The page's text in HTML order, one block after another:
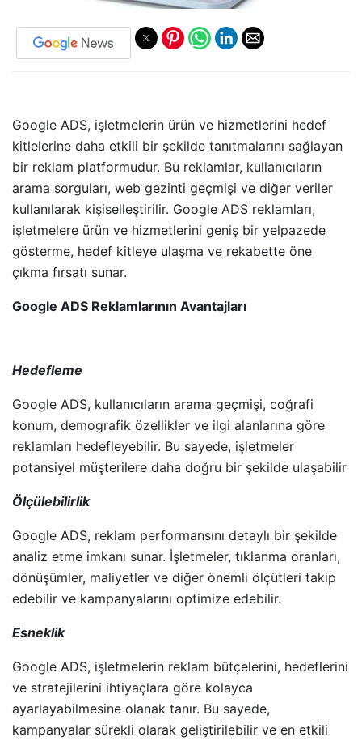
Google ADS, işletmelerin ürün ve hizmetlerini hedef
kitlelerine daha etkili bir şekilde tanıtmalarını sağlayan
bir reklam platformudur. Bu reklamlar, kullanıcıların
arama sorguları, web gezinti geçmişi ve diğer veriler
kullanılarak kişiselleştirilir. Google ADS reklamları,
işletmelere ürün ve hizmetlerini geniş bir yelpazede
gösterme, hedef kitleye ulaşma ve rekabette öne
çıkma fırsatı sunar.
Google ADS Reklamlarının Avantajları
Hedefleme
Google ADS, kullanıcıların arama geçmişi, coğrafi
konum, demografik özellikler ve ilgi alanlarına göre
reklamları hedefleyebilir. Bu sayede, işletmeler
potansiyel müşterilere daha doğru bir şekilde ulaşabilir
Ölçülebilirlik
Google ADS, reklam performansını detaylı bir şekilde
analiz etme imkanı sunar. İşletmeler, tıklanma oranları,
dönüşümler, maliyetler ve diğer önemli ölçütleri takip
edebilir ve kampanyalarını optimize edebilir.
Esneklik
Google ADS, işletmelerin reklam bütçelerini, hedeflerini
ve stratejilerini ihtiyaçlara göre kolayca
ayarlayabilmesine olanak tanır. Bu sayede,
kampanyalar sürekli olarak geliştirilebilir ve en etkili